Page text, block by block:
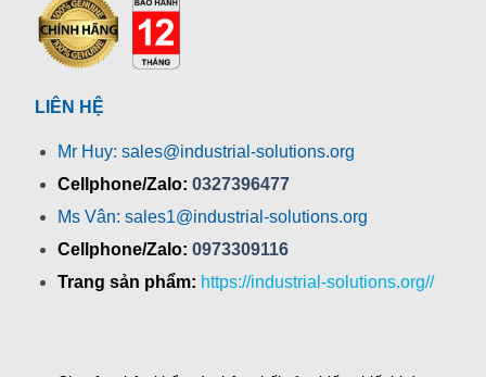
LIÊN HỆ
Mr Huy: sales@industrial-solutions.org
Cellphone/Zalo: 0327396477
Ms Vân: sales1@industrial-solutions.org
Cellphone/Zalo: 0973309116
Trang sản phẩm: https://industrial-solutions.org//